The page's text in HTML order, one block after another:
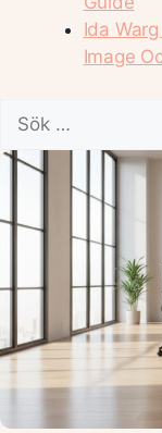
Ida
Image
efter: